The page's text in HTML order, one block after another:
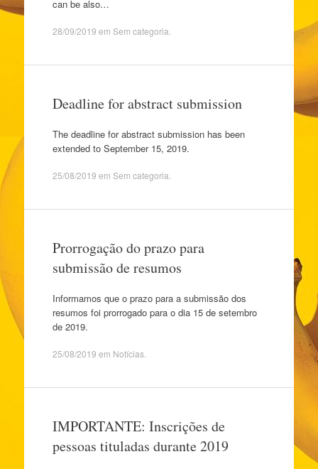
can be also…
28/09/2019 em Sem categoria
Deadline for abstract submission
The deadline for abstract submission has been
extended to September 15, 2019.
25/08/2019 em Sem categoria
Prorrogação do prazo para
submissão de resumos
Informamos que o prazo para a submissão dos
resumos foi prorrogado para o dia 15 de setembro
de 2019.
25/08/2019 em Notícias.
IMPORTANTE: Inscrições de
pessoas tituladas durante 2019